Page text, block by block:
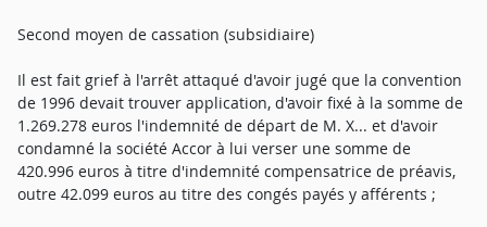
Second moyen de cassation (subsidiaire)
Il est fait grief à l'arrêt attaqué d'avoir jugé que la convention
de 1996 devait trouver application, d'avoir fixé à la somme de
1.269.278 euros l'indemnité de départ de M. X... et d'avoir
condamné la société Accor à lui verser une somme de
420.996 euros à titre d'indemnité compensatrice de préavis,
outre 42.099 euros au titre des congés payés y afférents ;